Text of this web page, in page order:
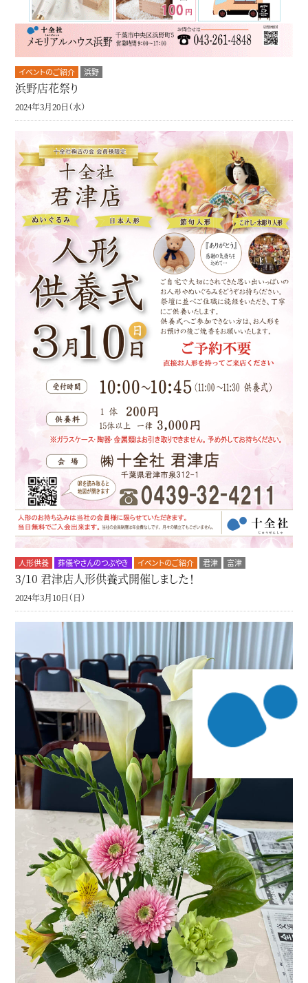
イベントのご紹介 浜野
浜野店花祭り
2024年3月20日（水）
人形供養 葬儀やさんのつぶやき イベントのご紹介 君津 富津
3/10 君津店人形供養式開催しました！
2024年3月10日（日）